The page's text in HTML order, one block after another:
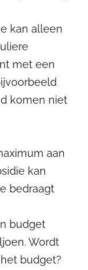
kan alleen
met een
komen niet
aan
kan
bedraagt
budget
Wordt
budget?